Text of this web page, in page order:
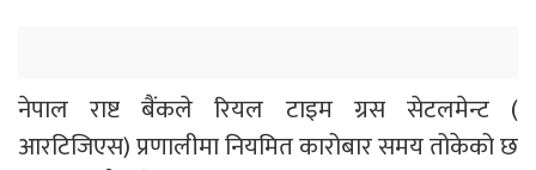
नेपाल राष्ट बैंकले रियल टाइम ग्रस सेटलमेन्ट (
आरटिजिएस) प्रणालीमा नियमित कारोबार समय तोकेको छ